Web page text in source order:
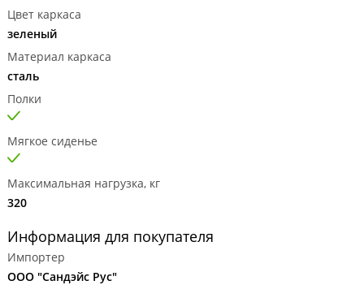
Цвет каркаса
зеленый
Материал каркаса
сталь
Полки
Мягкое сиденье
Максимальная нагрузка, кг
320
Информация для покупателя
Импортер
ООО "Сандэйс Рус"